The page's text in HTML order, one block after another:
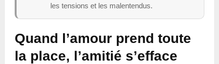
les tensions et les malentendus.
Quand l’amour prend toute
la place, l’amitié s’efface